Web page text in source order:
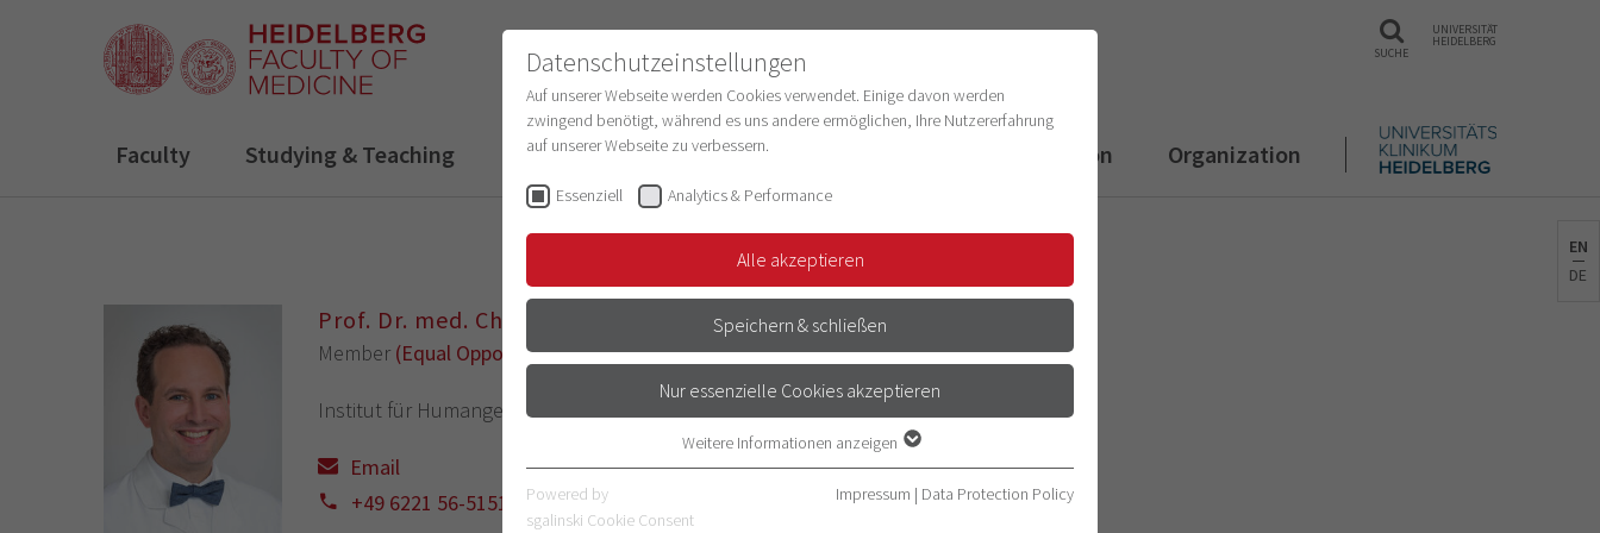
SUCHE
UNIVERSITÄT
HEIDELBERG
Faculty Studying & Teaching Research Structure & Development Digitalization Organization
Prof. Dr. med. Christian Schaaf (stellv. GB)
Member (Equal Opportunities Commission of the Medical Faculty Heidelberg)
Institut für Humangenetik
Email
+49 6221 56-5151
EN
DE
Datenschutzeinstellungen
Auf unserer Webseite werden Cookies verwendet. Einige davon werden
zwingend benötigt, während es uns andere ermöglichen, Ihre Nutzererfahrung
auf unserer Webseite zu verbessern.
Essenziell Analytics & Performance
Alle akzeptieren
Speichern & schließen
Nur essenzielle Cookies akzeptieren
Essenzielle Cookies werden für grundlegende Funktionen der Webseite
benötigt. Dadurch ist gewährleistet, dass die Webseite einwandfrei
Weitere Informationen anzeigen
Powered by
sgalinski Cookie Consent
Impressum | Data Protection Policy